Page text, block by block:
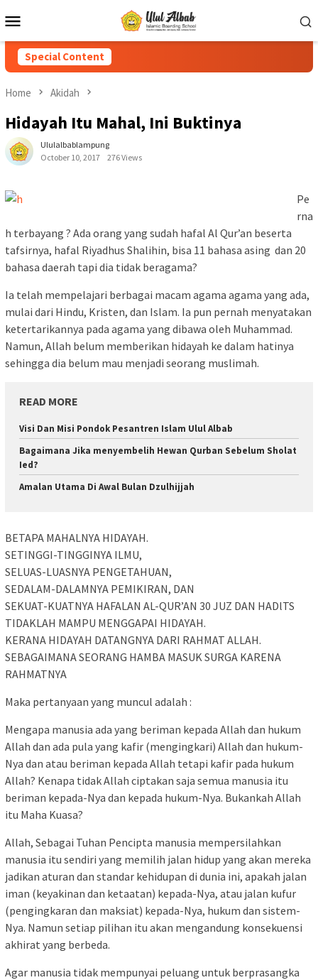
Special Content
Home Akidah
Hidayah Itu Mahal, Ini Buktinya
Ululalbablampung
October 10, 2017
276 Views
Pe
rna
h terbayang ? Ada orang yang sudah hafal Al Qur’an beserta
tafsirnya, hafal Riyadhus Shalihin, bisa 11 bahasa asing dan 20
bahasa daerah tapi dia tidak beragama?
Ia telah mempelajari berbagai macam agama agama yang ada,
mulai dari Hindu, Kristen, dan Islam. Ia pun pernah menyatakan
ketertarikannya pada agama yang dibawa oleh Muhammad.
Namun, Allah belum memberikan hidayah ke dalam hatinya
sehingga dia belum mau menjadi seorang muslimah.
READ MORE
Visi Dan Misi Pondok Pesantren Islam Ulul Albab
Bagaimana Jika menyembelih Hewan Qurban Sebelum Sholat
Ied?
Amalan Utama Di Awal Bulan Dzulhijjah
BETAPA MAHALNYA HIDAYAH.
SETINGGI-TINGGINYA ILMU,
SELUAS-LUASNYA PENGETAHUAN,
SEDALAM-DALAMNYA PEMIKIRAN, DAN
SEKUAT-KUATNYA HAFALAN AL-QUR’AN 30 JUZ DAN HADlTS
TIDAKLAH MAMPU MENGGAPAI HIDAYAH.
KERANA HIDAYAH DATANGNYA DARI RAHMAT ALLAH.
SEBAGAIMANA SEORANG HAMBA MASUK SURGA KARENA
RAHMATNYA
Maka pertanyaan yang muncul adalah :
Mengapa manusia ada yang beriman kepada Allah dan hukum
Allah dan ada pula yang kafir (mengingkari) Allah dan hukum-
Nya dan atau beriman kepada Allah tetapi kafir pada hukum
Allah? Kenapa tidak Allah ciptakan saja semua manusia itu
beriman kepada-Nya dan kepada hukum-Nya. Bukankah Allah
itu Maha Kuasa?
Allah, Sebagai Tuhan Pencipta manusia mempersilahkan
manusia itu sendiri yang memilih jalan hidup yang akan mereka
jadikan aturan dan standar kehidupan di dunia ini, apakah jalan
iman (keyakinan dan ketaatan) kepada-Nya, atau jalan kufur
(pengingkaran dan maksiat) kepada-Nya, hukum dan sistem-
Nya. Namun setiap pilihan itu akan mengandung konsekuensi
akhirat yang berbeda.
Agar manusia tidak mempunyai peluang untuk berprasangka